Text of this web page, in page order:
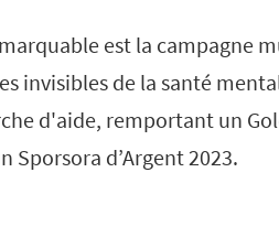
est la campagne
invisibles de la santé
d'aide, remportant un
Sporsora d’Argent 2023.